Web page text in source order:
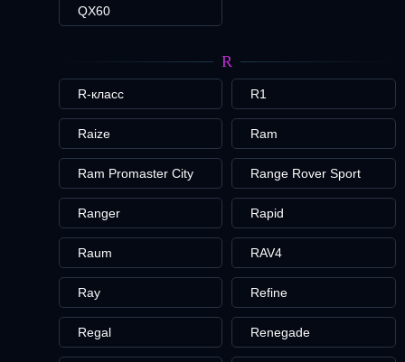
QX60
R
R-класс R1
Raize Ram
Ram Promaster City Range Rover Sport
Ranger Rapid
Raum RAV4
Ray Refine
Regal Renegade